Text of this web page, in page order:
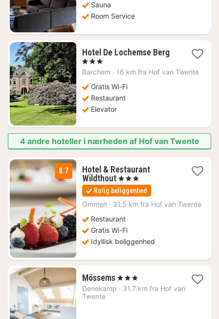
Sauna
Room Service
Hotel De Lochemse Berg1
fra
, 3 Stjerner
Barchem · 16 km fra Hof van Twente
Gratis Wi-Fi
Restaurant
Elevator
4 andre hoteller i nærheden af Hof van Twente
8.7
Hotel & Restaurant
Wildthout1
nat
fra
845
, 3 Stjerner
Rolig beliggenhed
Ommen · 31.5 km fra Hof van Twente
Restaurant
Gratis Wi-Fi
Idyllisk beliggenhed
Mössems2
nætter
, 3 Stjerner
Denekamp · 31.7 km fra Hof van
Twente